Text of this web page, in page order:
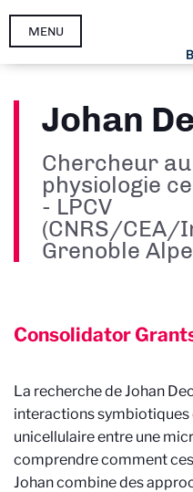
Aller
MENU
Johan
Chercheur
physiologie
- LPCV
(CNRS/
Grenoble
Consolidator
La recherche de Johan
interactions symbiotiques
unicellulaire entre une
comprendre comment
Johan combine des